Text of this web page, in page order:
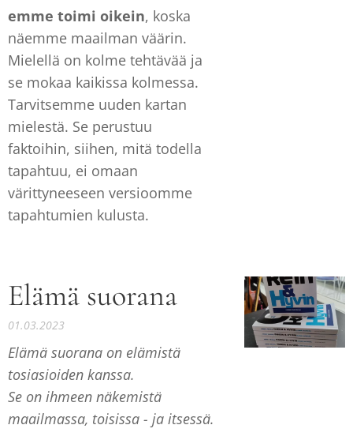
emme toimi oikein, koska
näemme maailman väärin.
Mielellä on kolme tehtävää ja
se mokaa kaikissa kolmessa.
Tarvitsemme uuden kartan
mielestä. Se perustuu
faktoihin, siihen, mitä todella
tapahtuu, ei omaan
värittyneeseen versioomme
tapahtumien kulusta.
Elämä suorana
01.03.2023
Elämä suorana on elämistä
tosiasioiden kanssa.
Se on ihmeen näkemistä
maailmassa, toisissa - ja itsessä.